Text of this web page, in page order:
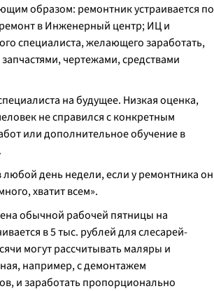
образом: ремонтник устраивается по
в Инженерный центр; ИЦ и
специалиста, желающего заработать,
чертежами, средствами
на будущее. Низкая оценка,
не справился с конкретным
или дополнительное обучение в
любой день недели, если у ремонтника он
хватит всем».
обычной рабочей пятницы на
в 5 тыс. рублей для слесарей-
могут рассчитывать маляры и
например, с демонтажем
и заработать пропорционально